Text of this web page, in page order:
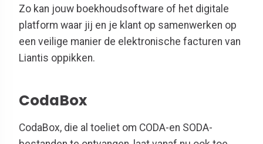
Zo kan jouw boekhoudsoftware of het digitale
platform waar jij en je klant op samenwerken op
een veilige manier de elektronische facturen van
Liantis oppikken.
CodaBox
CodaBox, die al toeliet om CODA-en SODA-